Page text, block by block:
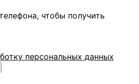
чтобы получить
персональных данных